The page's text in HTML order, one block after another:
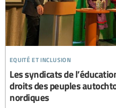
equité et inclusion
Les syndicats de
droits des peuples
nordiques